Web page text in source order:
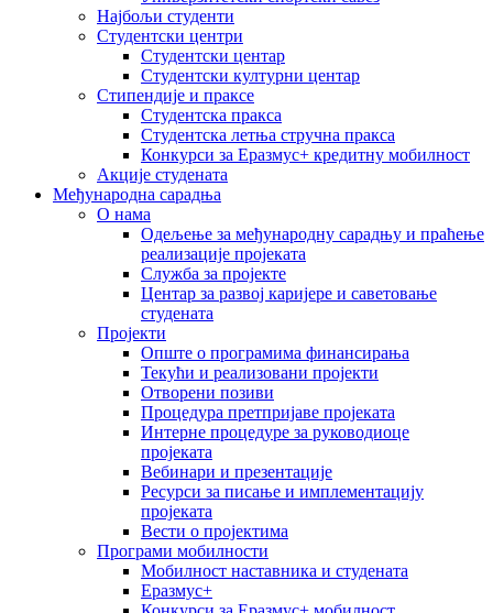
Најбољи студенти
Студентски центри
Студентски центар
Студентски културни центар
Стипендије и праксе
Студентска пракса
Студентска летња стручна пракса
Конкурси за Еразмус+ кредитну мобилност
Акције студената
Међународна сарадња
О нама
Одељење за међународну сарадњу и праћење
реализације пројеката
Служба за пројекте
Центар за развој каријере и саветовање
студената
Пројекти
Опште о програмима финансирања
Текући и реализовани пројекти
Отворени позиви
Процедура претпријаве пројеката
Интерне процедуре за руководиоце
пројеката
Вебинари и презентације
Ресурси за писање и имплементацију
пројеката
Вести о пројектима
Програми мобилности
Мобилност наставника и студената
Еразмус+